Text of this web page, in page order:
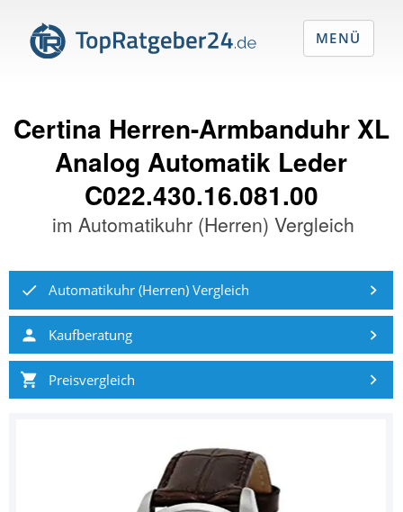
Certina Herren-Armbanduhr XL
Analog Automatik Leder
C022.430.16.081.00
im Automatikuhr (Herren) Vergleich
Automatikuhr (Herren) Vergleich
Kaufberatung
Preisvergleich
MENÜ